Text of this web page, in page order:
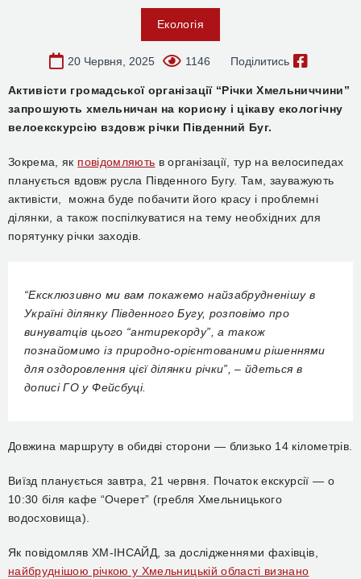
Екологія
20 Червня, 2025 1146 Поділитись
Активісти громадської організації “Річки Хмельниччини”
запрошують хмельничан на корисну і цікаву екологічну
велоекскурсію вздовж річки Південний Буг.
Зокрема, як повідомляють в організації, тур на велосипедах
планується вдовж русла Південного Бугу. Там, зауважують
активісти, можна буде побачити його красу і проблемні
ділянки, а також поспілкуватися на тему необхідних для
порятунку річки заходів.
“Ексклюзивно ми вам покажемо найзабрудненішу в
Україні ділянку Південного Бугу, розповімо про
винуватців цього “антирекорду”, а також
познайомимо із природно-орієнтованими рішеннями
для оздоровлення цієї ділянки річки”, – йдеться в
дописі ГО у Фейсбуці.
Довжина маршруту в обидві сторони — близько 14 кілометрів.
Виїзд планується завтра, 21 червня. Початок екскурсії — о
10:30 біля кафе “Очерет” (гребля Хмельницького
водосховища).
Як повідомляв ХМ-ІНСАЙД, за дослідженнями фахівців,
найбруднішою річкою у Хмельницькій області визнано